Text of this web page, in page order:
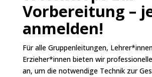
Vorbereitung –
anmelden!
Für alle Gruppenleitungen,
Erzieher*innen bieten wir
an, um die notwendige Technik zur